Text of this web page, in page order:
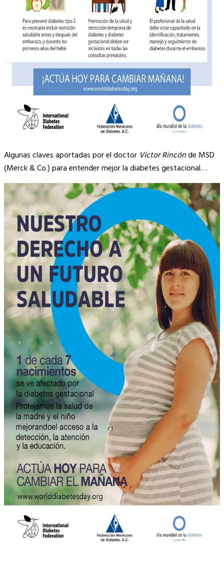
Algunas claves aportadas por el doctor Víctor Rincónde MSD
(Merck & Co.) para entender mejor la diabetes gestacional…